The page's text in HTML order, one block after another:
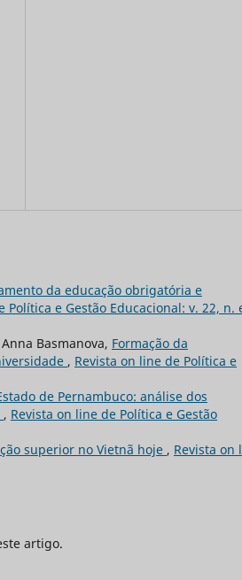
da educação obrigatória e
Política e Gestão Educacional: v. 22, n.
Basmanova, Formação da
, Revista on line de Política e
de Pernambuco: análise dos
, Revista on line de Política e Gestão
superior no Vietnã hoje , Revista on
artigo.